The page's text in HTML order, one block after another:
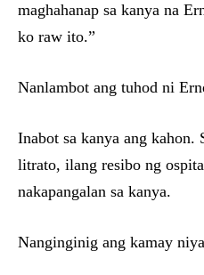
maghahanap sa kanya na
ko raw ito.”
Nanlambot ang tuhod ni
Inabot sa kanya ang kahon.
litrato, ilang resibo ng
nakapangalan sa kanya.
Nanginginig ang kamay